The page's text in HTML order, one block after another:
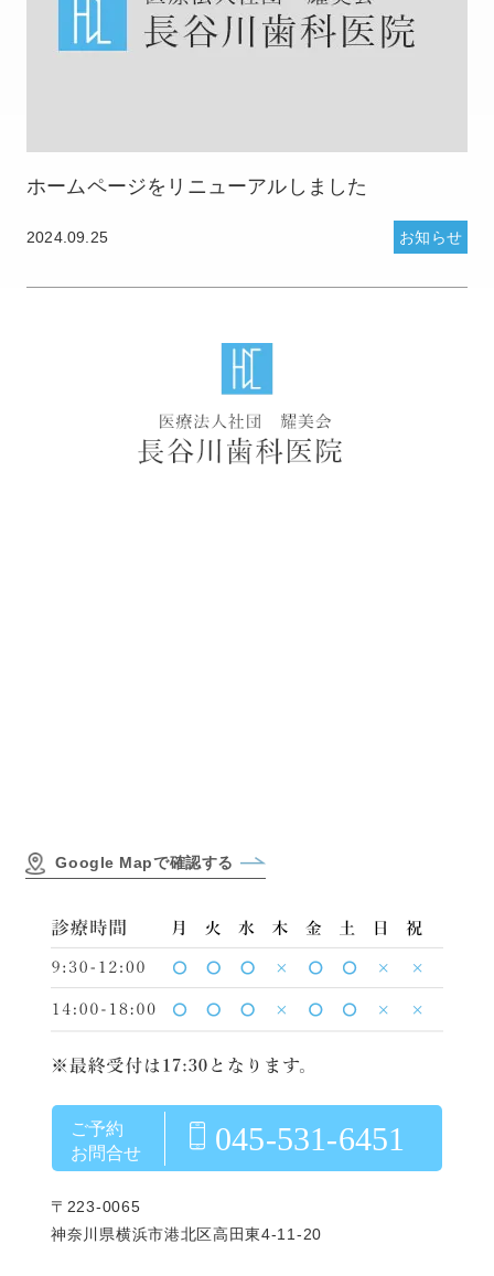
ホームページをリニューアルしました
2024.09.25 お知らせ
Google Mapで確認する
ご予約
お問合せ
045-531-6451
〒223-0065
神奈川県横浜市港北区高田東4-11-20